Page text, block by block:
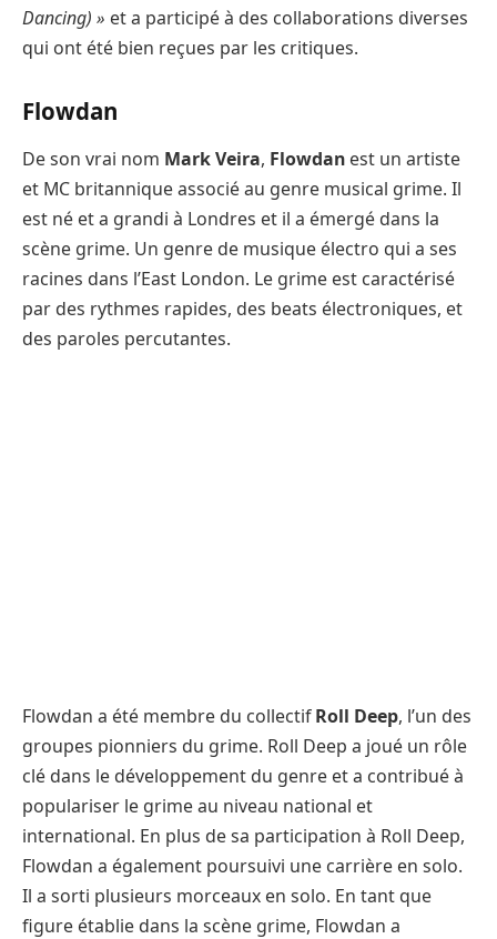
Dancing) » et a participé à des collaborations diverses
qui ont été bien reçues par les critiques.
Flowdan
De son vrai nom Mark Veira, Flowdan est un artiste
et MC britannique associé au genre musical grime. Il
est né et a grandi à Londres et il a émergé dans la
scène grime. Un genre de musique électro qui a ses
racines dans l’East London. Le grime est caractérisé
par des rythmes rapides, des beats électroniques, et
des paroles percutantes.
Flowdan a été membre du collectifRoll Deep, l’un des
groupes pionniers du grime. Roll Deep a joué un rôle
clé dans le développement du genre et a contribué à
populariser le grime au niveau national et
international. En plus de sa participation à Roll Deep,
Flowdan a également poursuivi une carrière en solo.
Il a sorti plusieurs morceaux en solo. En tant que
figure établie dans la scène grime, Flowdan a